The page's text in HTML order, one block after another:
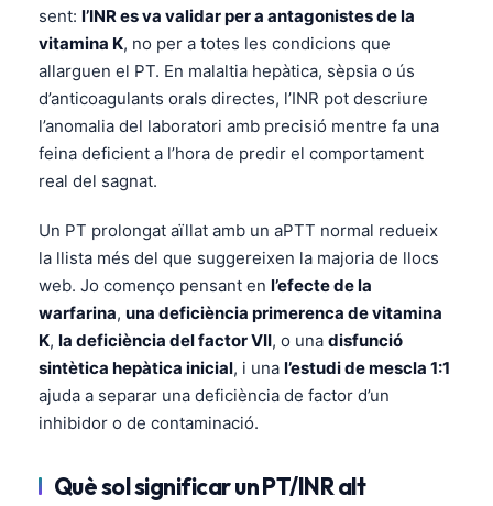
sent: l’INR es va validar per a antagonistes de la
vitamina K, no per a totes les condicions que
allarguen el PT. En malaltia hepàtica, sèpsia o ús
d’anticoagulants orals directes, l’INR pot descriure
l’anomalia del laboratori amb precisió mentre fa una
feina deficient a l’hora de predir el comportament
real del sagnat.
Un PT prolongat aïllat amb un aPTT normal redueix
la llista més del que suggereixen la majoria de llocs
web. Jo començo pensant en l’efecte de la
warfarina, una deficiència primerenca de vitamina
K, la deficiència del factor VII, o una disfunció
sintètica hepàtica inicial, i una l’estudi de mescla 1:1
ajuda a separar una deficiència de factor d’un
inhibidor o de contaminació.
Què sol significar un PT/INR alt